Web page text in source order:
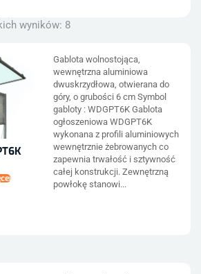
wyników: 8
Gablota wolnostojąca,
wewnętrzna aluminiowa
dwuskrzydłowa, otwierana do
góry, o grubości 6 cm Symbol
gabloty : WDGPT6K Gablota
ogłoszeniowa WDGPT6K
wykonana z profili aluminiowych
wewnętrznie żebrowanych co
zapewnia trwałość i sztywność
całej konstrukcji. Zewnętrzną
powłokę stanowi...